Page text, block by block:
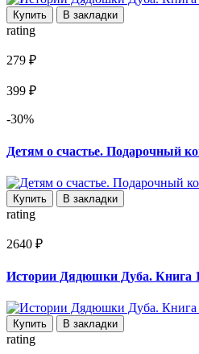
Купить В закладки
rating
279 ₽
399 ₽
-30%
Детям о счастье. Подарочный
Купить В закладки
rating
2640 ₽
Истории Дядюшки Дуба. Книга
Купить В закладки
rating